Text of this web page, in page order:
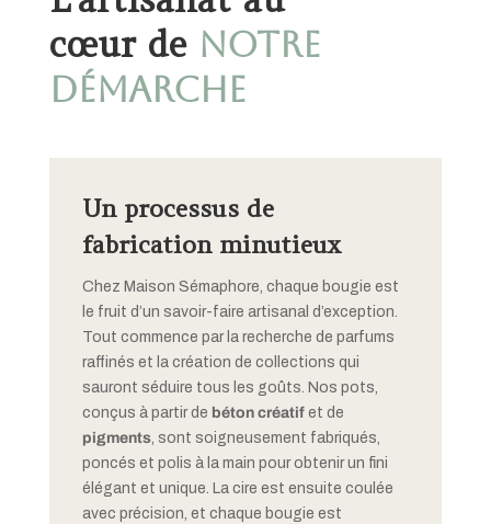
cœur de notre
démarche
Un processus de
fabrication minutieux
Chez Maison Sémaphore, chaque bougie est
le fruit d’un savoir-faire artisanal d’exception.
Tout commence par la recherche de parfums
raffinés et la création de collections qui
sauront séduire tous les goûts. Nos pots,
conçus à partir de béton créatifet de
pigments, sont soigneusement fabriqués,
poncés et polis à la main pour obtenir un fini
élégant et unique. La cire est ensuite coulée
avec précision, et chaque bougie est